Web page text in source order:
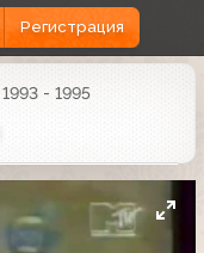
Регистрация
1993 - 1995